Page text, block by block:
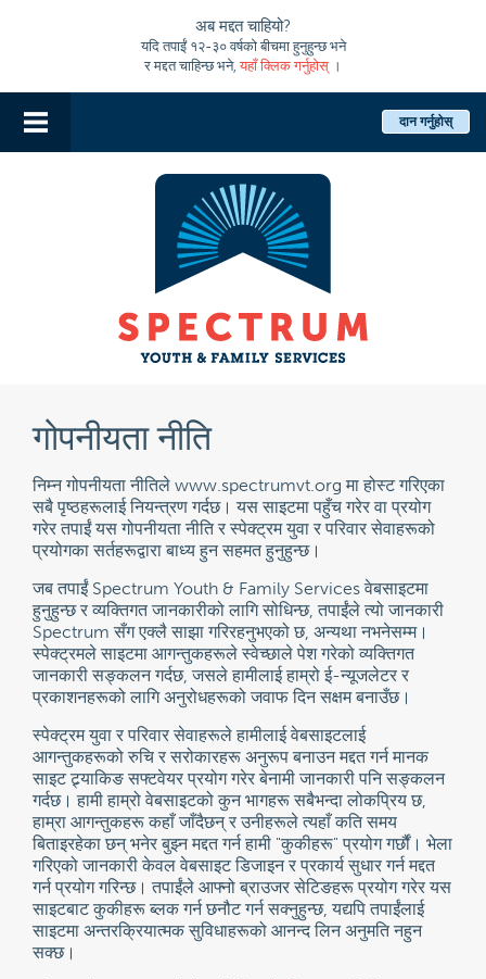
अब मद्दत चाहियो?
यदि तपाईं १२-३० वर्षको बीचमा हुनुहुन्छ भने
र मद्दत चाहिन्छ भने, यहाँ क्लिक गर्नुहोस् ।
दान गर्नुहोस्
गोपनीयता नीति
निम्न गोपनीयता नीतिले www.spectrumvt.org मा होस्ट गरिएका
सबै पृष्ठहरूलाई नियन्त्रण गर्दछ। यस साइटमा पहुँच गरेर वा प्रयोग
गरेर तपाईं यस गोपनीयता नीति र स्पेक्ट्रम युवा र परिवार सेवाहरूको
प्रयोगका सर्तहरूद्वारा बाध्य हुन सहमत हुनुहुन्छ।
जब तपाईं Spectrum Youth & Family Services वेबसाइटमा
हुनुहुन्छ र व्यक्तिगत जानकारीको लागि सोधिन्छ, तपाईंले त्यो जानकारी
Spectrum सँग एक्लै साझा गरिरहनुभएको छ, अन्यथा नभनेसम्म।
स्पेक्ट्रमले साइटमा आगन्तुकहरूले स्वेच्छाले पेश गरेको व्यक्तिगत
जानकारी सङ्कलन गर्दछ, जसले हामीलाई हाम्रो ई-न्यूजलेटर र
प्रकाशनहरूको लागि अनुरोधहरूको जवाफ दिन सक्षम बनाउँछ।
स्पेक्ट्रम युवा र परिवार सेवाहरूले हामीलाई वेबसाइटलाई
आगन्तुकहरूको रुचि र सरोकारहरू अनुरूप बनाउन मद्दत गर्न मानक
साइट ट्र्याकिङ सफ्टवेयर प्रयोग गरेर बेनामी जानकारी पनि सङ्कलन
गर्दछ। हामी हाम्रो वेबसाइटको कुन भागहरू सबैभन्दा लोकप्रिय छ,
हाम्रा आगन्तुकहरू कहाँ जाँदैछन् र उनीहरूले त्यहाँ कति समय
बिताइरहेका छन् भनेर बुझ्न मद्दत गर्न हामी "कुकीहरू" प्रयोग गर्छौं। भेला
गरिएको जानकारी केवल वेबसाइट डिजाइन र प्रकार्य सुधार गर्न मद्दत
गर्न प्रयोग गरिन्छ। तपाईंले आफ्नो ब्राउजर सेटिङहरू प्रयोग गरेर यस
साइटबाट कुकीहरू ब्लक गर्न छनौट गर्न सक्नुहुन्छ, यद्यपि तपाईंलाई
साइटमा अन्तरक्रियात्मक सुविधाहरूको आनन्द लिन अनुमति नहुन
सक्छ।